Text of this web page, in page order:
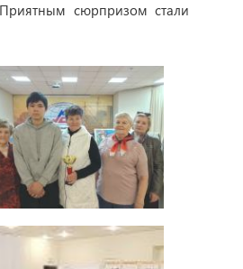
сюрпризом стали